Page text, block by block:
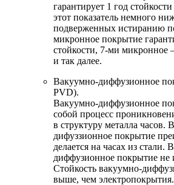
гарантирует 1 год
этот показатель немного
подверженных истиранию
микронное покрытие
стойкости, 7-ми микронное
и так далее.
Вакуумно-диффузионное
PVD).
Вакуумно-диффузионное
собой процесс
в структуру металла часов.
дифуззионное покрытие
делается на часах из стали.
диффузионное покрытие
Стойкость вакуумно-
выше, чем электропокрытия.